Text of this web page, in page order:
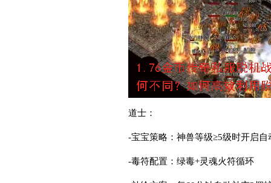
道士：
-宝宝策略：神兽等级≥5级时开启自
-毒符配置：绿毒+灵魂火符循环